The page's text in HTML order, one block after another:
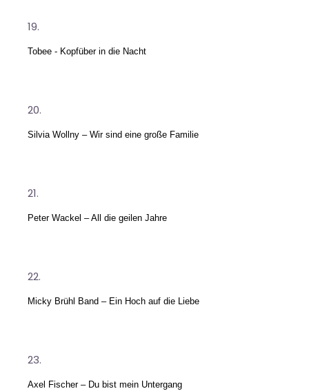
Tobee - Kopfüber in die Nacht
Silvia Wollny – Wir sind eine große Familie
Peter Wackel – All die geilen Jahre
Micky Brühl Band – Ein Hoch auf die Liebe
Axel Fischer – Du bist mein Untergang